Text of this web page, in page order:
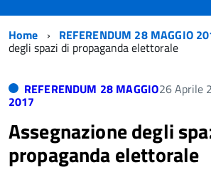
Home REFERENDUM 28 MAGGIO
degli spazi di propaganda elettorale
REFERENDUM 28 MAGGIO
2017
26 Aprile
Assegnazione degli
propaganda elettorale